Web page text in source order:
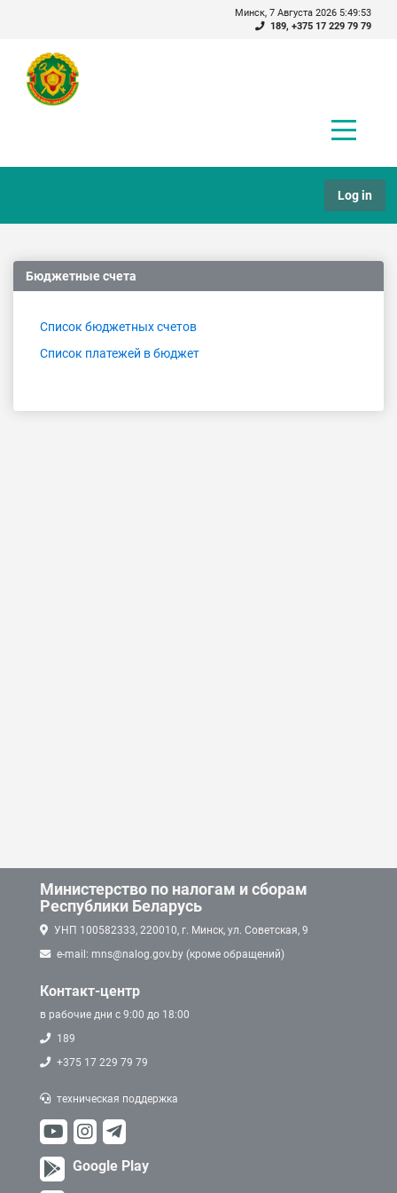
Минск, 7 Августа 2026 5:49:53
189, +375 17 229 79 79
Log in
Бюджетные счета
Список бюджетных счетов
Список платежей в бюджет
Министерство по налогам и сборам
Республики Беларусь
УНП 100582333, 220010, г. Минск, ул. Советская, 9
e-mail: mns@nalog.gov.by (кроме обращений)
Контакт-центр
в рабочие дни с 9:00 до 18:00
189
+375 17 229 79 79
техническая поддержка
Google Play